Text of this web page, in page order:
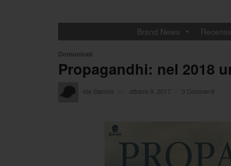
Brand News
Comunicati
Propagandhi: nel 2018
Ida Stamile ottobre 9, 2017 0 Commenti